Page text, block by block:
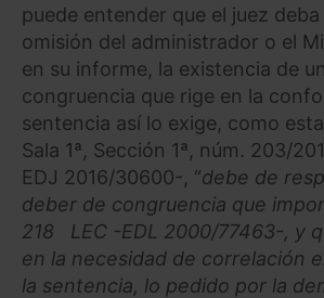
puede entender que el juez deba
omisión del administrador o el
en su informe, la existencia de
congruencia que rige en la
sentencia así lo exige, como
Sala 1ª, Sección 1ª, núm. 203/
EDJ 2016/30600-, “debe de
deber de congruencia que
218 LEC -EDL 2000/77463-, y
en la necesidad de correlación
la sentencia, lo pedido por la